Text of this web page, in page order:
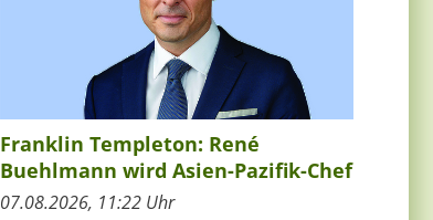
Franklin Templeton: René
Buehlmann wird Asien-Pazifik-Chef
07.08.2026, 11:22 Uhr